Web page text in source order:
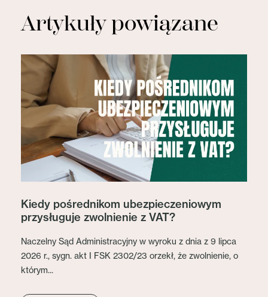
Artykuły powiązane
Kiedy pośrednikom ubezpieczeniowym
przysługuje zwolnienie z VAT?
Naczelny Sąd Administracyjny w wyroku z dnia z 9 lipca
2026 r., sygn. akt I FSK 2302/23 orzekł, że zwolnienie, o
którym...